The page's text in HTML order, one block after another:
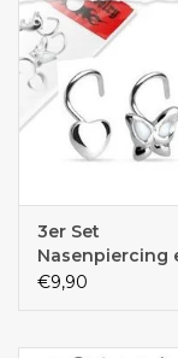
3er Set
Nasenpiercing
Silber
€9,90